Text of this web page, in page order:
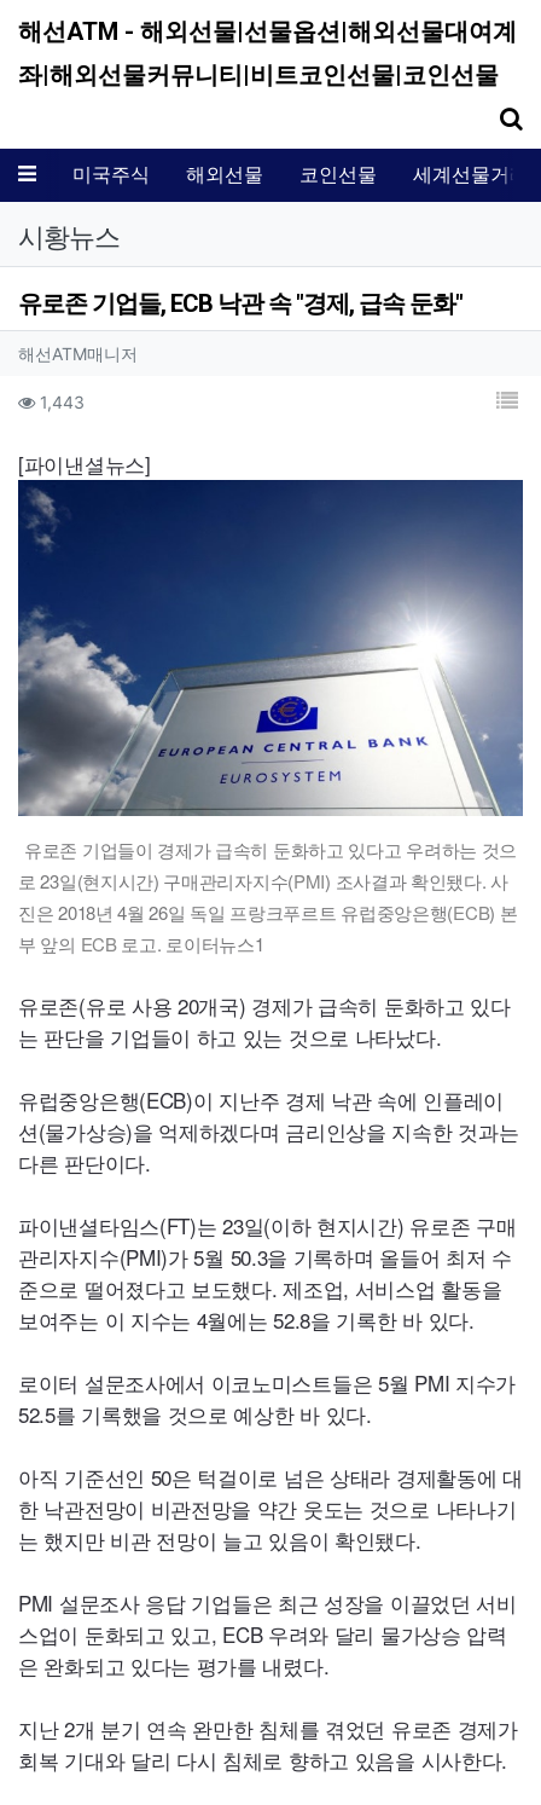
해선ATM - 해외선물|선물옵션|해외선물대여계
좌|해외선물커뮤니티|비트코인선물|코인선물
메뉴 미국주식 해외선물 코인선물 세계선물거래
시황뉴스
유로존 기업들, ECB 낙관 속 "경제, 급속 둔화"
작성자 정보
해선ATM매니저
컨텐츠 정보
1,443 목
본문
[파이낸셜뉴스]
유로존 기업들이 경제가 급속히 둔화하고 있다고 우려하는 것으
로 23일(현지시간) 구매관리자지수(PMI) 조사결과 확인됐다. 사
진은 2018년 4월 26일 독일 프랑크푸르트 유럽중앙은행(ECB) 본
부 앞의 ECB로고. 로이터뉴스1
유로존(유로 사용 20개국) 경제가 급속히 둔화하고 있다
는 판단을 기업들이 하고 있는 것으로 나타났다.
유럽중앙은행(ECB)이 지난주 경제 낙관 속에 인플레이
션(물가상승)을 억제하겠다며 금리인상을 지속한 것과는
다른 판단이다.
파이낸셜타임스(FT)는 23일(이하 현지시간) 유로존 구매
관리자지수(PMI)가 5월 50.3을 기록하며 올들어 최저 수
준으로 떨어졌다고 보도했다. 제조업, 서비스업 활동을
보여주는 이 지수는 4월에는 52.8을 기록한 바 있다.
로이터 설문조사에서 이코노미스트들은 5월 PMI 지수가
52.5를 기록했을 것으로 예상한 바 있다.
아직 기준선인 50은 턱걸이로 넘은 상태라 경제활동에 대
한 낙관전망이 비관전망을 약간 웃도는 것으로 나타나기
는 했지만 비관 전망이 늘고 있음이 확인됐다.
PMI 설문조사 응답 기업들은 최근 성장을 이끌었던 서비
스업이 둔화되고 있고, ECB우려와 달리 물가상승 압력
은 완화되고 있다는 평가를 내렸다.
지난 2개 분기 연속 완만한 침체를 겪었던 유로존 경제가
회복 기대와 달리 다시 침체로 향하고 있음을 시사한다.